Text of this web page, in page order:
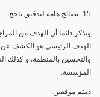
15- نصائح هامة لتدقيق ناجح.
وتذكر دائما أن الهدف من
الهدف الرئيسي هو الكشف عن
والتحسين بالمنظمة. و كذلك
المؤسسة.
دمتم موفقين.